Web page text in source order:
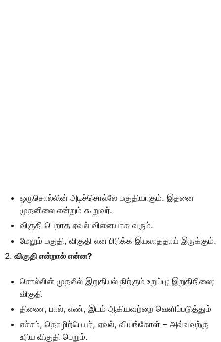
ஒருசொல்லின் அடிச்சொல்லே பகுதியாகும். இதனை
முதனிலை என்றும் கூறுவர்.
விகுதி பெறாத ஏவல் வினையாக வரும்.
மேலும் பகுதி, விகுதி என பிரிக்க இயலாததாய் இருக்கும்.
2. விகுதி என்றால் என்ன?
சொல்லின் முதலில் இறுதியல் நிற்கும் உறுப்பு; இறுதிநிலை;
விகுதி
திணை, பால், எண், இடம் ஆகியவற்றை வெளிப்படுத்தும்
எச்சம், தொழிற்பெயர், ஏவல், வியங்கோள் – அவ்வவற்கு
உரிய விகுதி பெறும்.